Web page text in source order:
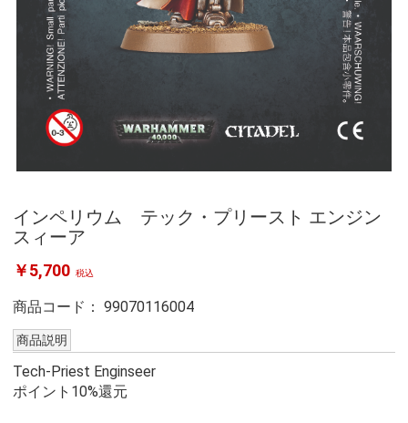
インペリウム テック・プリースト エンジン
スィーア
￥5,700 税込
商品コード： 99070116004
商品説明
Tech-Priest Enginseer
ポイント10%還元